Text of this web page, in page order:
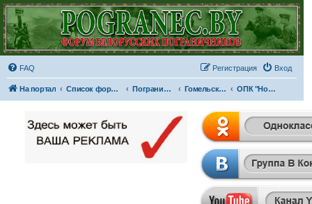
FAQ Вход
Регистрация
На портал Список форумов Пограничные отряды и части Гомельская пограничная группа ОПК "Новая Гута"